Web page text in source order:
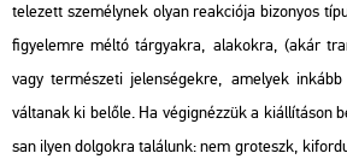
te­le­zett sze­mély­nek olyan re­ak­ci­ó­ja bi­zo­nyos
fi­gye­lem­re méltó tár­gyak­ra, ala­kok­ra, (akár
vagy ter­mé­sze­ti je­len­sé­gek­re, ame­lyek
vál­ta­nak ki be­lő­le. Ha vé­gig­néz­zük a ki­ál­lí­tá­son
san ilyen dol­gok­ra ta­lá­lunk: nem gro­teszk,